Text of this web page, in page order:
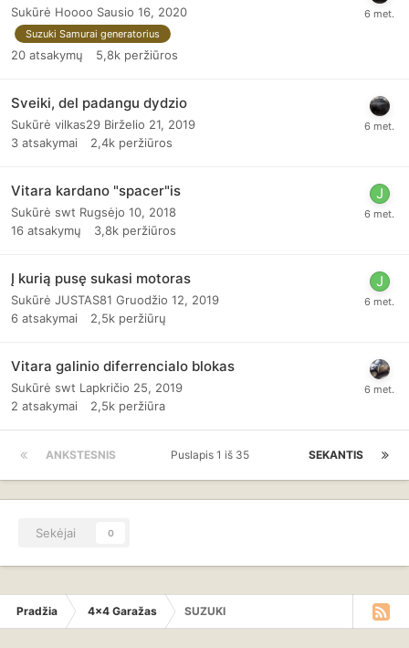
Sukūrė Hoooo Sausio 16, 2020
Suzuki Samurai generatorius
20 atsakymų 5,8k peržiūros
Sveiki, del padangu dydzio
Sukūrė vilkas29 Birželio 21, 2019
3 atsakymai 2,4k peržiūros
Vitara kardano "spacer"is
Sukūrė swt Rugsėjo 10, 2018
16 atsakymų 3,8k peržiūros
Į kurią pusę sukasi motoras
Sukūrė JUSTAS81 Gruodžio 12, 2019
6 atsakymai 2,5k peržiūrų
Vitara galinio diferrencialo blokas
Sukūrė swt Lapkričio 25, 2019
2 atsakymai 2,5k peržiūra
ANKSTESNIS SEKANTIS
Puslapis 1 iš 35
Sekėjai 0
Pradžia 4x4 Garažas SUZUKI